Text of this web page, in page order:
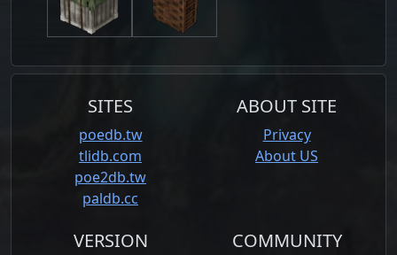
SITES
poedb.tw
tlidb.com
poe2db.tw
paldb.cc
ABOUT SITE
Privacy
About US
VERSION COMMUNITY